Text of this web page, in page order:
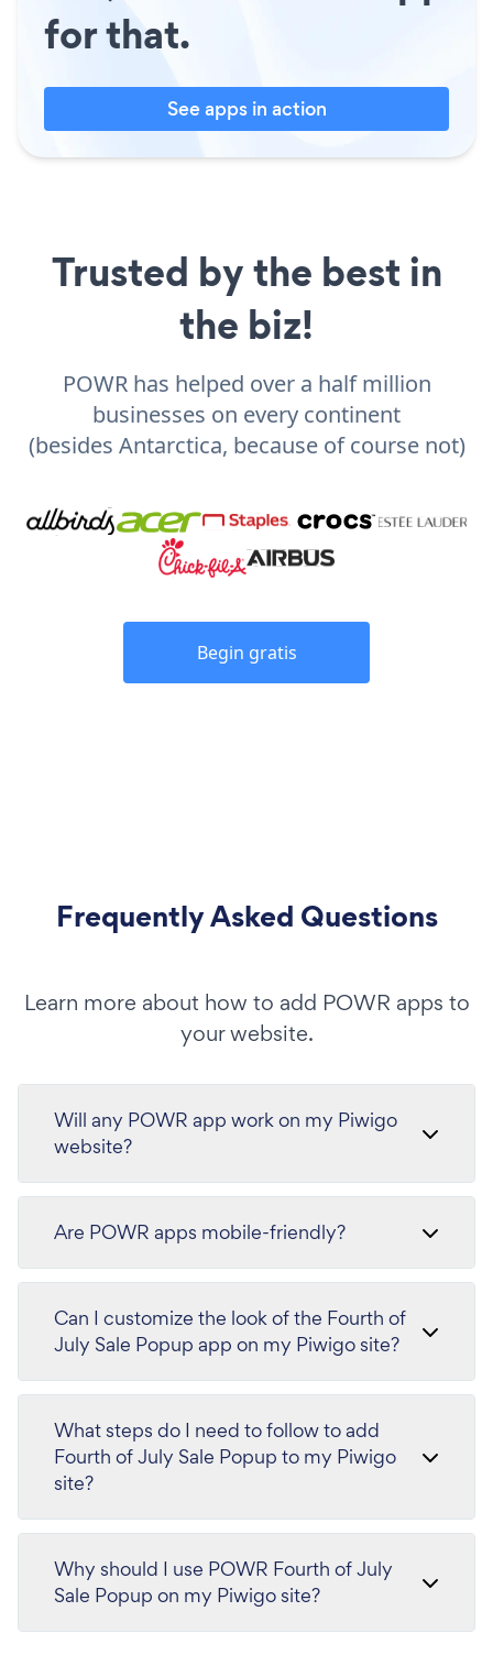
for that.
See apps in action
Trusted by the best in
the biz!
POWR has helped over a half million
businesses on every continent
(besides Antarctica, because of course not)
Begin gratis
Frequently Asked Questions
Learn more about how to add POWR apps to
your website.
Will any POWR app work on my Piwigo
website?
Are POWR apps mobile-friendly?
Can I customize the look of the Fourth of
July Sale Popup app on my Piwigo site?
What steps do I need to follow to add
Fourth of July Sale Popup to my Piwigo
site?
Why should I use POWR Fourth of July
Sale Popup on my Piwigo site?